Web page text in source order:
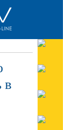
в